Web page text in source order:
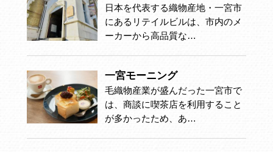
日本を代表する織物産地・一宮市
にあるリテイルビルは、市内のメ
ーカーから高品質な…
一宮モーニング
毛織物産業が盛んだった一宮市で
は、商談に喫茶店を利用すること
が多かったため、あ…